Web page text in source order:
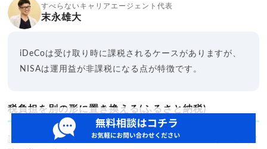
すべらないキャリアエージェント代表
末永雄大
iDeCoは受け取り時に課税されるケースがありますが、
NISAは運用益が非課税になる点が特徴です。
税負担を別の形に置き換える(ふるさと納税)
課税所得を減らす手段として、税負担を別の形に置き換えて控